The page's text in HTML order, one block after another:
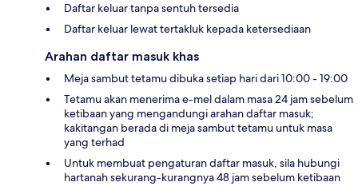
Daftar keluar tanpa sentuh tersedia
Daftar keluar lewat tertakluk kepada ketersediaan
Arahan daftar masuk khas
Meja sambut tetamu dibuka setiap hari dari 10:00 - 19:00
Tetamu akan menerima e-mel dalam masa 24 jam sebelum
ketibaan yang mengandungi arahan daftar masuk;
kakitangan berada di meja sambut tetamu untuk masa
yang terhad
Untuk membuat pengaturan daftar masuk, sila hubungi
hartanah sekurang-kurangnya 48 jam sebelum ketibaan